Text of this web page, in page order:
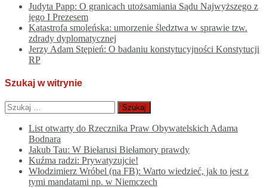
Judyta Papp: O granicach utożsamiania Sądu Najwyższego z
jego I Prezesem
Katastrofa smoleńska: umorzenie śledztwa w sprawie tzw.
zdrady dyplomatycznej
Jerzy Adam Stępień: O badaniu konstytucyjności Konstytucji
RP
Szukaj w witrynie
Szukaj:
List otwarty do Rzecznika Praw Obywatelskich Adama
Bodnara
Jakub Tau: W Biełarusi Biełamory prawdy
Kuźma radzi: Prywatyzujcie!
Włodzimierz Wróbel (na FB): Warto wiedzieć, jak to jest z
tymi mandatami np. w Niemczech